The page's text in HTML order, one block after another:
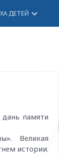
ДЕТЕЙ keyboard_arrow_down
памяти
Великая
истории.